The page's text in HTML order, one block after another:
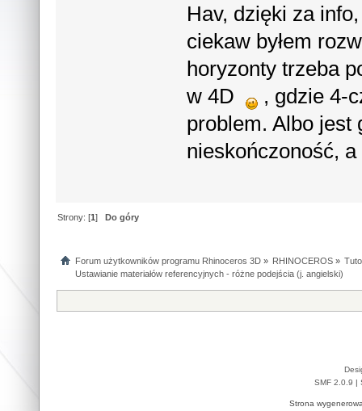
Hav, dzięki za info,
ciekaw byłem
horyzonty trzeba
w 4D
, gdzie 4-
problem. Albo jest
nieskończoność,
Strony: [1]Do góry
Forum użytkowników programu Rhinoceros 3D» RHINOCEROS»
Ustawianie materiałów referencyjnych - różne podejścia (j. angielski)
SMF 2.0.9 |
Strona